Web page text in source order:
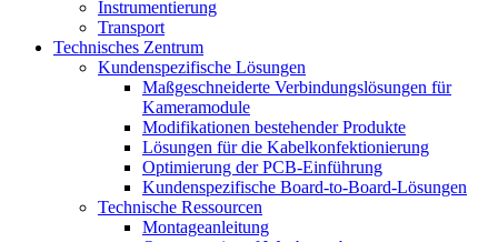
Instrumentierung
Transport
Technisches Zentrum
Kundenspezifische Lösungen
Maßgeschneiderte Verbindungslösungen für
Kameramodule
Modifikationen bestehender Produkte
Lösungen für die Kabelkonfektionierung
Optimierung der PCB-Einführung
Kundenspezifische Board-to-Board-Lösungen
Technische Ressourcen
Montageanleitung